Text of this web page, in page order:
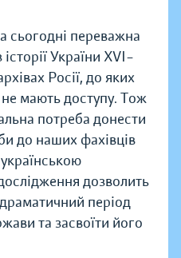
сьогодні переважна
України XVI–
Росії, до яких
не мають доступу. Тож
потреба донести
до наших фахівців
українською
дозволить
період
та засвоїти його